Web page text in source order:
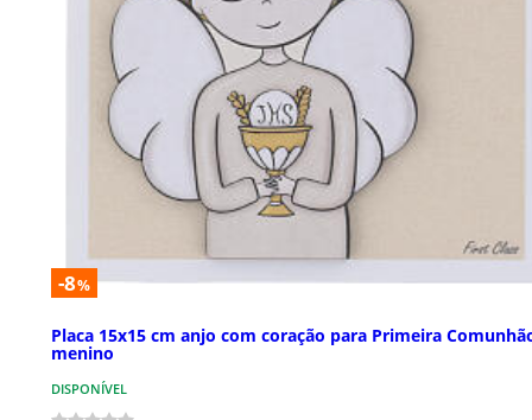
-8%
Placa 15x15 cm anjo com coração para Primeira
menino
DISPONÍVEL